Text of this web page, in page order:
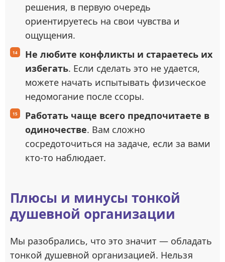
решения, в первую очередь
ориентируетесь на свои чувства и
ощущения.
Не любите конфликты и стараетесь их
избегать. Если сделать это не удается,
можете начать испытывать физическое
недомогание после ссоры.
Работать чаще всего предпочитаете в
одиночестве. Вам сложно
сосредоточиться на задаче, если за вами
кто-то наблюдает.
Плюсы и минусы тонкой
душевной организации
Мы разобрались, что это значит — обладать
тонкой душевной организацией. Нельзя